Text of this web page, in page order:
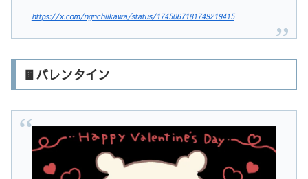
https://x.com/ngnchiikawa/status/1745067181749219415
🍫バレンタイン